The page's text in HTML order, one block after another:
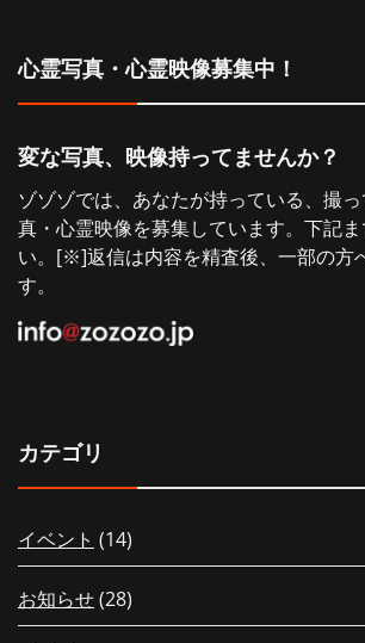
シ
ョ
ン
心霊写真・心霊映像募集中！
変な写真、映像持ってませんか？
ゾゾゾでは、あなたが持っている、撮
真・心霊映像を募集しています。下記
い。[※]返信は内容を精査後、一部の方
す。
カテゴリ
イベント (14)
お知らせ(28)